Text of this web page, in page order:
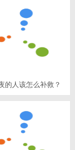
的人该怎么补救？